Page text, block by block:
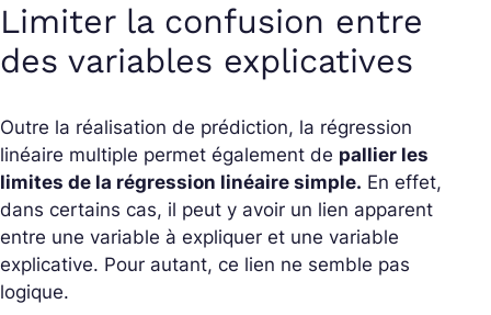
Limiter la confusion entre
des variables explicatives
Outre la réalisation de prédiction, la régression
linéaire multiple permet également de pallier les
limites de la régression linéaire simple. En effet,
dans certains cas, il peut y avoir un lien apparent
entre une variable à expliquer et une variable
explicative. Pour autant, ce lien ne semble pas
logique.